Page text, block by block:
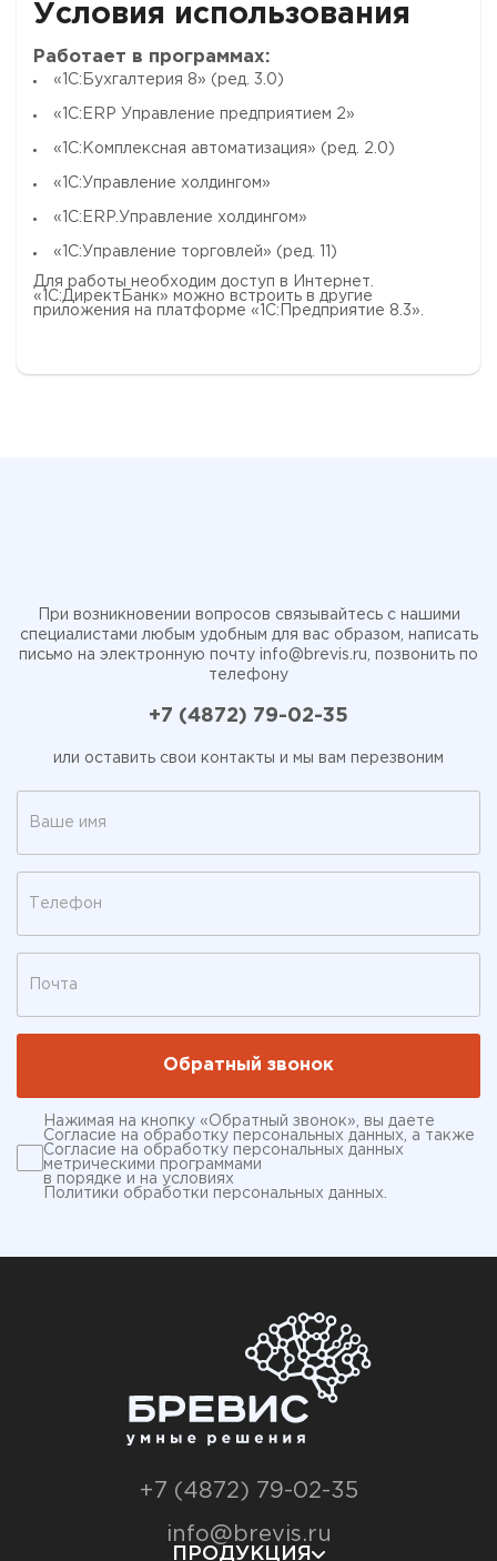
Условия использования
Работает в программах:
«1С:Бухгалтерия 8» (ред. 3.0)
«1С:ERP Управление предприятием 2»
«1С:Комплексная автоматизация» (ред. 2.0)
«1С:Управление холдингом»
«1С:ERP.Управление холдингом»
«1С:Управление торговлей» (ред. 11)
Для работы необходим доступ в Интернет.
«1С:ДиректБанк» можно встроить в другие
приложения на платформе «1С:Предприятие 8.3».
При возникновении вопросов связывайтесь с нашими
специалистами любым удобным для вас образом, написать
письмо на электронную почту info@brevis.ru , позвонить по
телефону
+7 (4872) 79-02-35
или оставить свои контакты и мы вам перезвоним
Нажимая на кнопку «Обратный звонок», вы даете
Согласие на обработку персональных данных , а также
Согласие на обработку персональных данных
метрическими программами
в порядке и на условиях
Политики обработки персональных данных
+7 (4872) 79-02-35
info@brevis.ru
ПРОДУКЦИЯ